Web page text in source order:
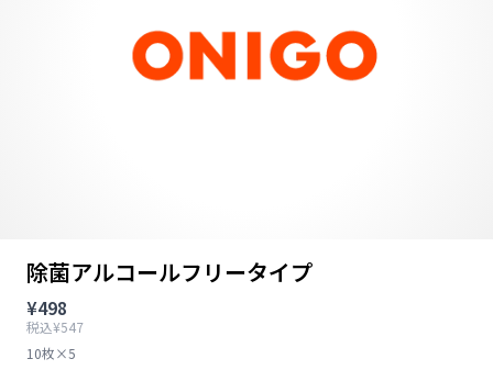
除菌アルコールフリータイプ
¥498
税込¥547
10枚×5